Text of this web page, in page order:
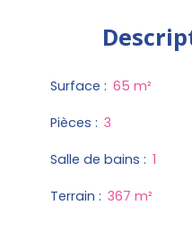
Surface : 65 m²
Pièces : 3
Salle de bains : 1
Terrain : 367 m²